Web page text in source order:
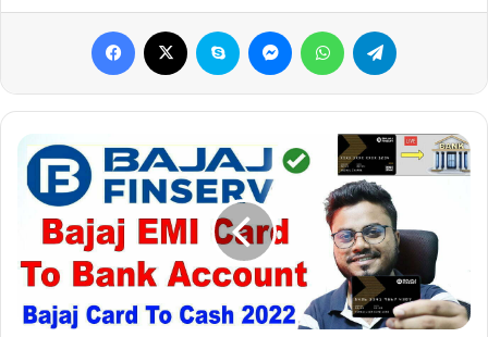
Facebook Skype MessengerWhatsApp
Bajaj
Finserv
EMI
Bank
Transfer
Kaise
Kare